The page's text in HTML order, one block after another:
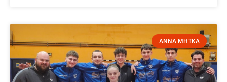
ΑΝΝΑ ΜΗΤΚΑ